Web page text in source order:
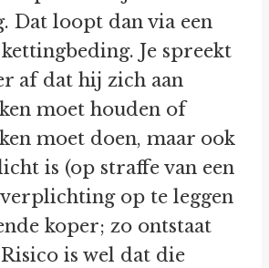
Dat loopt dan via een
Je spreekt
af dat hij zich aan
moet houden of
moet doen, maar ook
is (op straffe van een
op te leggen
koper; zo ontstaat
is wel dat die